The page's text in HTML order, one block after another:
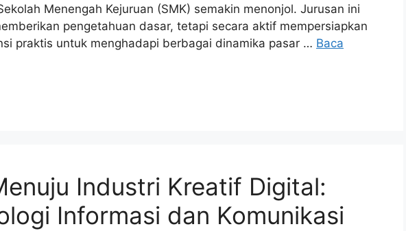
Menengah Kejuruan (SMK) semakin menonjol. Jurusan ini
pengetahuan dasar, tetapi secara aktif mempersiapkan
praktis untuk menghadapi berbagai dinamika pasar … Baca
Industri Kreatif Digital:
Informasi dan Komunikasi